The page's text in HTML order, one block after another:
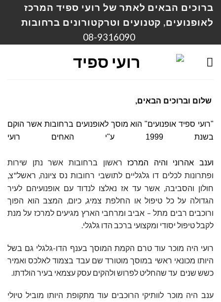
Skipברוכים הבאים לאתר של רועי ספיד המרכז
לאופנועים, קטנועים וטרקטורונים ברחובות
08-9316090
שלום וברוכים הבאים,
"רועי ספיד אופנועים" הוא מוסך לאופנועים ברחובות אשר הוקם
בשנת 1999 ע"י האחים רועי
וענב אהרוני והיה המרכזראשון ברחובות אשר נתן שירות
ופתרונות לכלים דו גלגליים לתושבי רחובות נס ציונה, ראשל"צ,
חולון והסביבה, אשר עד אז נאלצו לנדוד עם אופנועיהם לעיר
הגדולה על כל טיפול או החלפת צמיג, כיום, המצב הוא הפוך
ורוכבים רבים מתל – אביב ומרחבי הארץ מגיעים למרכז על מנת
לקבל טיפול יסודי ומקצועי ברכב הדו גלגלי.
רועי היה מוכר עוד טרם הקמת המוסך בענף הדו-גלגלי גם בשל
היותו מכונאי ראשי במוסך מוטורד שם עבד בצמוד לאלכס ואמיר
כשש שנים עד שהחליט לפרוש ולהקים עסק עצמאי בעיר הולדתו
ענב היה מוכר לוותיקי הרוכבים עוד מתקופת היותו מוביל טיולי